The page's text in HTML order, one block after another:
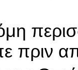
πριν